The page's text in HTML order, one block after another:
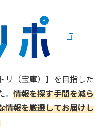
リ（宝庫）】を目指した
情報を探す手間を減ら
情報を厳選してお届けし